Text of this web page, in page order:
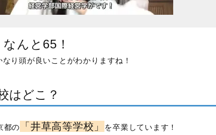
なんと65！
り頭が良いことがわかりますね！
はどこ？
都の 「井草高等学校」 を卒業しています！